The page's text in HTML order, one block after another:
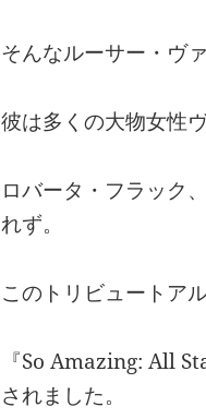
そんなルーサー・ヴ
彼は多くの大物女性
ロバータ・フラック
れず。
このトリビュートア
『So Amazing: All
されました。